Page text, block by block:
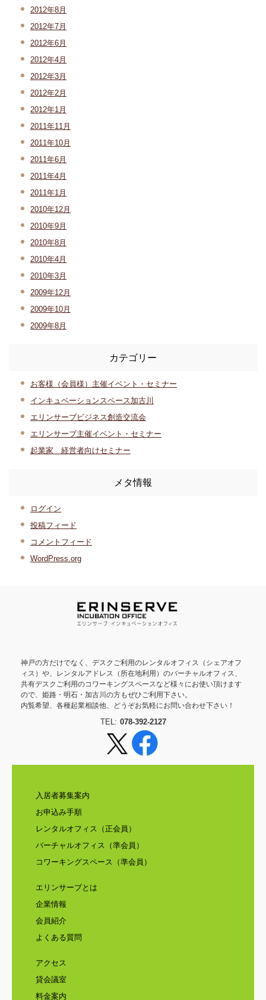
2012年8月
2012年7月
2012年6月
2012年4月
2012年3月
2012年2月
2012年1月
2011年11月
2011年10月
2011年6月
2011年4月
2011年1月
2010年12月
2010年9月
2010年8月
2010年4月
2010年3月
2009年12月
2009年10月
2009年8月
カテゴリー
お客様（会員様）主催イベント・セミナー
インキュベーションスペース加古川
エリンサーブビジネス創造交流会
エリンサーブ主催イベント・セミナー
起業家 経営者向けセミナー
メタ情報
ログイン
投稿フィード
コメントフィード
WordPress.org
神戸の方だけでなく、デスクご利用のレンタルオフィス（シェアオフ
ィス）や、レンタルアドレス（所在地利用）のバーチャルオフィス、
共有デスクご利用のコワーキングスペースなど様々にお使い頂けます
ので、姫路・明石・加古川の方もぜひご利用下さい。
内覧希望、各種起業相談他、どうぞお気軽にお問い合わせ下さい！
TEL: 078-392-2127
入居者募集案内
お申込み手順
レンタルオフィス（正会員）
バーチャルオフィス（準会員）
コワーキングスペース（準会員）
エリンサーブとは
企業情報
会員紹介
よくある質問
アクセス
貸会議室
料金案内